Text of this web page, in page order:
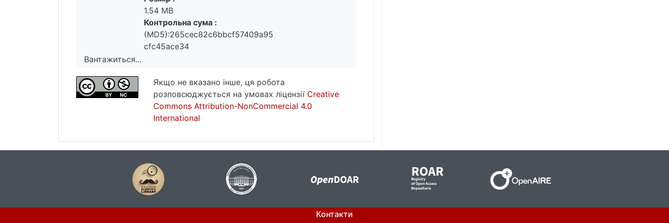
Вантажиться...
Вантажиться...
1.54 MB
Контрольна сума :
(MD5):265cec82c6bbcf57409a95
cfc45ace34
Якщо не вказано інше, ця робота
розповсюджується на умовах ліцензії Creative
Commons Attribution-NonCommercial 4.0
International
Контакти